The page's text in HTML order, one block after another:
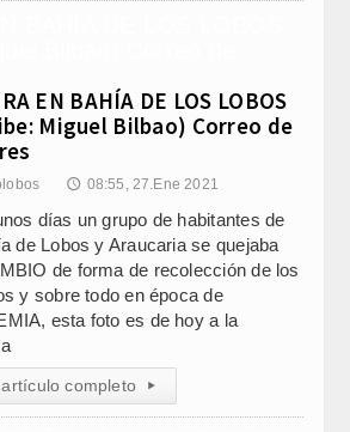
EN BAHÍA DE LOS LOBOS
Miguel Bilbao) Correo de
🕔 08:55, 27.Ene 2021
días un grupo de habitantes de
de Lobos y Araucaria se quejaba
de forma de recolección de los
y sobre todo en época de
esta foto es de hoy a la
completo ▸